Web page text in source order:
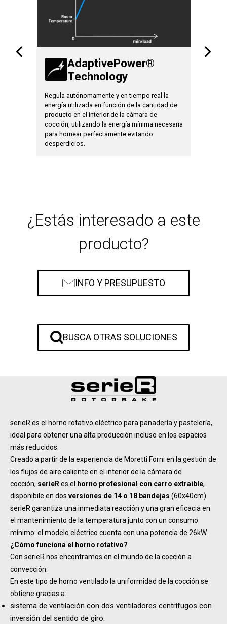
AdaptivePower®
Technology
Regula autónomamente y en tiempo real la
energía utilizada en función de la cantidad de
producto en el interior de la cámara de
cocción, utilizando la energía mínima necesaria
para hornear perfectamente evitando
desperdicios.
¿Estás interesado a este
producto?
INFO Y PRESUPUESTO
BUSCA OTRAS SOLUCIONES
serieR es el horno rotativo eléctrico para panadería y pastelería,
ideal para obtener una alta producción incluso en los espacios
más reducidos.
Creado a partir de la experiencia de Moretti Forni en la gestión de
los flujos de aire caliente en el interior de la cámara de
cocción, serieR es el horno profesional con carro extraible,
disponibile en dos versiones de 14 o 18 bandejas (60x40cm)
serieR garantiza una inmediata reacción y una gran eficacia en
el mantenimiento de la temperatura junto con un consumo
mínimo: el modelo eléctrico cuenta con una potencia de 26kW.
¿Cómo funciona el horno rotativo?
Con serieR nos encontramos en el mundo de la cocción a
convección.
En este tipo de horno ventilado la uniformidad de la cocción se
obtiene gracias a:
sistema de ventilación con dos ventiladores centrífugos con
inversión del sentido de giro.